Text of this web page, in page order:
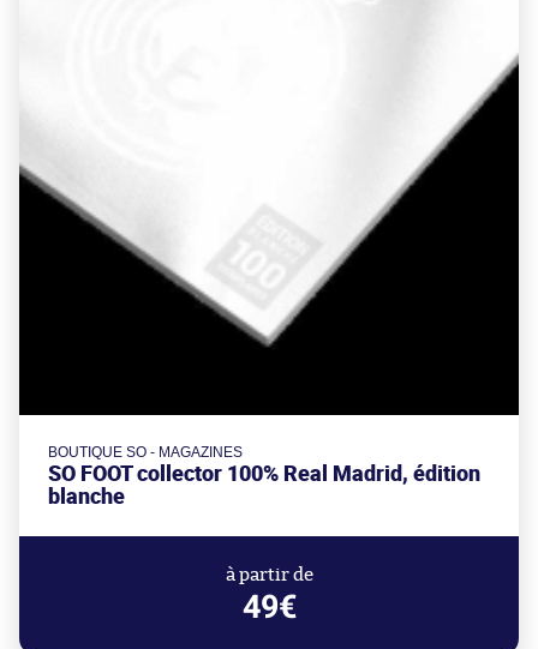
BOUTIQUE SO - MAGAZINES
SO FOOT collector 100% Real Madrid, édition
blanche
à partir de
49€